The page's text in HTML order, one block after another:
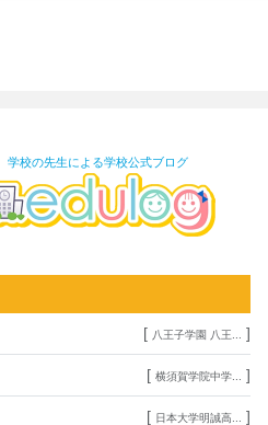
学校の先生による学校公式ブログ
[ 八王子学園 八王... ]
[ 横須賀学院中学... ]
[ 日本大学明誠高... ]